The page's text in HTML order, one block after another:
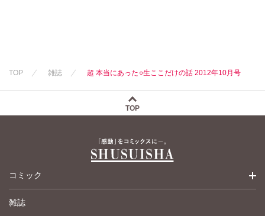
渡辺ゆづる
猫原ねんず
猫葉りて
木月けいこ
浪花愛
TOP 雑誌 超 本当にあった○生ここだけの話 2012年10月号
TOP
コミック
少女コミック
雑誌